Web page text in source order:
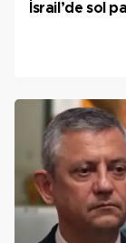
İsrail’de sol